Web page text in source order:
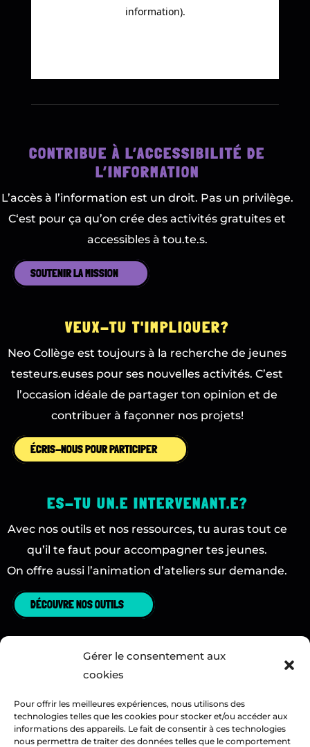
Gérer le consentement aux
cookies
Pour offrir les meilleures expériences, nous utilisons des
technologies telles que les cookies pour stocker et/ou accéder aux
informations des appareils. Le fait de consentir à ces technologies
nous permettra de traiter des données telles que le comportement
CONTRIBUE À L’ACCESSIBILITÉ DE
L’INFORMATION
L’accès à l’information est un droit. Pas un privilège.
C‘est pour ça qu’on crée des activités gratuites et
accessibles à tou.te.s.
SOUTENIR LA MISSION
VEUX-TU T'IMPLIQUER?
Neo Collège est toujours à la recherche de jeunes
testeurs.euses pour ses nouvelles activités.C’est
l’occasion idéale de partager ton opinion et de
contribuer à façonner nos projets!
ÉCRIS-NOUS POUR PARTICIPER
ES-TU UN.E INTERVENANT.E?
Avec nos outils et nos ressources, tu auras tout ce
qu’il te faut pour accompagner tes jeunes.
On offre aussi l’animation d’ateliers sur demande.
DÉCOUVRE NOS OUTILS
Suis-nous:
Situé à Tiohtiá:ke / Montréal, Neo Collège reconnaît